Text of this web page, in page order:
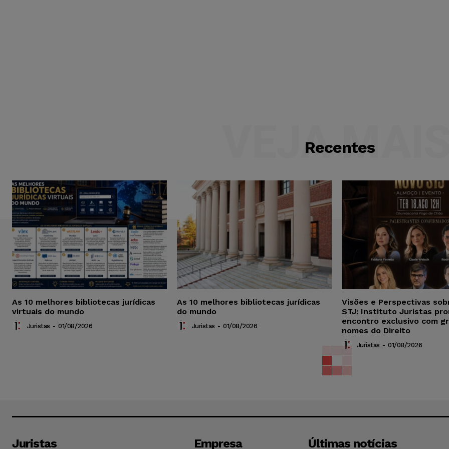
Recentes
VEJA
As 10 melhores bibliotecas jurídicas
virtuais do mundo
Juristas - 01/08/2026
As 10 melhores bibliotecas jurídicas
do mundo
Juristas - 01/08/2026
Visões e Perspectivas
STJ: Instituto Juristas
encontro exclusivo com
nomes do Direito
Juristas - 01/08/2026
Juristas Empresa Últimas notícias